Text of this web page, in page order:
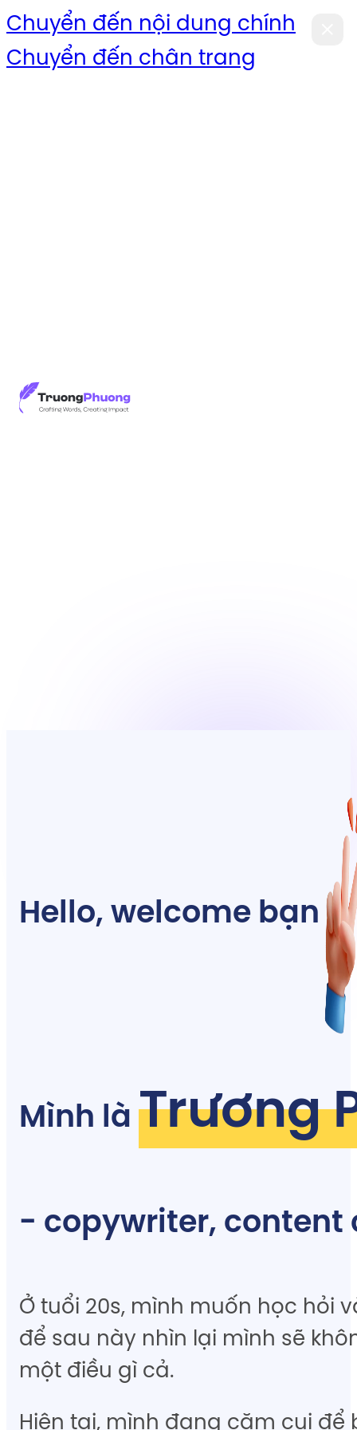
Chuyển đến nội dung chính
Chuyển đến chân trang
Hello, welcome bạn
Mình làTrương
- copywriter, content
Ở tuổi 20s, mình muốn học hỏi
để sau này nhìn lại mình sẽ
một điều gì cả.
Hiện tại, mình đang cặm cụi